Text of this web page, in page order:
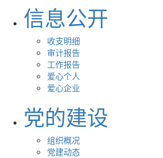
信息公开
收支明细
审计报告
工作报告
爱心个人
爱心企业
党的建设
组织概况
党建动态